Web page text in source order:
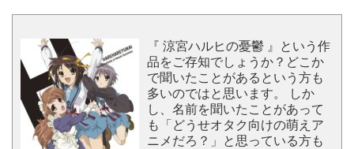
『 涼宮ハルヒの憂鬱 』という作
品をご存知でしょうか？どこか
で聞いたことがあるという方も
多いのではと思います。 しか
し、名前を聞いたことがあって
も「どうせオタク向けの萌えア
ニメだろ？」と思っている方も